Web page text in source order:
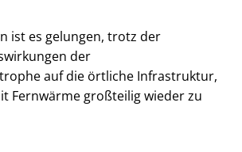
ist es gelungen, trotz der
der
auf die örtliche Infrastruktur,
Fernwärme großteilig wieder zu